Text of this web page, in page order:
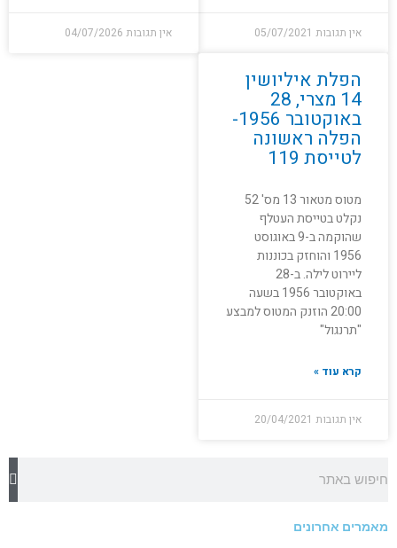
אין תגובות 05/07/2021 אין תגובות 04/07/2026
הפלת איליושין
14 מצרי, 28
באוקטובר 1956-
הפלה ראשונה
לטייסת 119
מטוס מטאור 13 מס' 52
נקלט בטייסת העטלף
שהוקמה ב-9 באוגוסט
1956 והוחזק בכוננות
ליירוט לילה. ב-28
באוקטובר 1956 בשעה
20:00 הוזנק המטוס למבצע
"תרנגול"
קרא עוד »
אין תגובות 20/04/2021
מאמרים אחרונים